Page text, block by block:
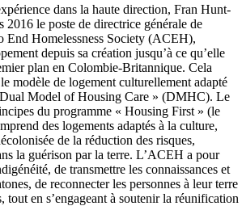
dans la haute direction, Fran Hunt-
2016 le poste de directrice générale de
End Homelessness Society (ACEH),
depuis sa création jusqu’à ce qu’elle
plan en Colombie-Britannique. Cela
modèle de logement culturellement adapté
Dual Model of Housing Care » (DMHC). Le
du programme « Housing First » (le
des logements adaptés à la culture,
de la réduction des risques,
la guérison par la terre. L’ACEH a pour
de transmettre les connaissances et
de reconnecter les personnes à leur terre
tout en s’engageant à soutenir la réunification